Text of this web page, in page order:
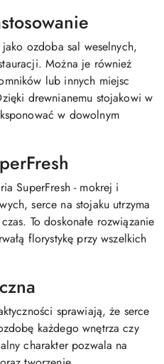
ozdoba sal weselnych,
Można je również
lub innych miejsc
drewnianemu stojakowi w
w dowolnym
SuperFresh - mokrej i
serce na stojaku utrzyma
To doskonałe rozwiązanie
florystykę przy wszelkich
sprawiają, że serce
każdego wnętrza czy
charakter pozwala na